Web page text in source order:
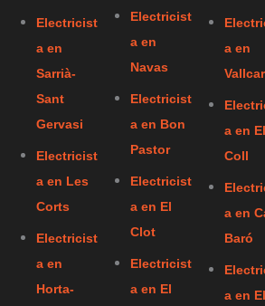
Electricist
a en
Sarrià-
Sant
Gervasi
Electricist
a en Les
Corts
Electricist
a en
Horta-
Electricist
a en
Navas
Electricist
a en Bon
Pastor
Electricist
a en El
Clot
Electricist
a en El
a en
a en El
Coll
a en
Baró
a en El